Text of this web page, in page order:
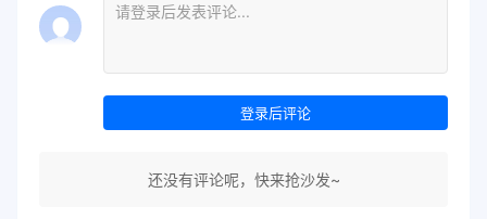
登录后评论
还没有评论呢，快来抢沙发~